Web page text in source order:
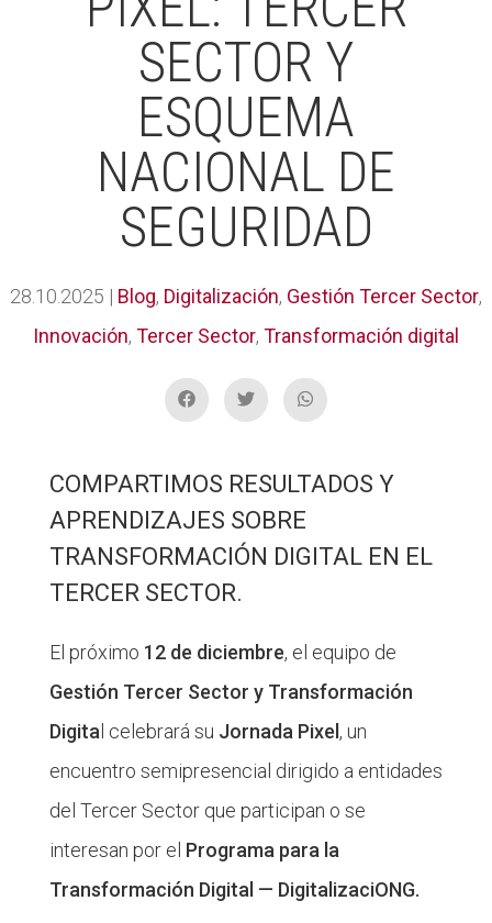
SECTOR Y
ESQUEMA
NACIONAL DE
SEGURIDAD
28.10.2025 | Blog, Digitalización, Gestión Tercer Sector,
Innovación, Tercer Sector, Transformación digital
COMPARTIMOS RESULTADOS Y
APRENDIZAJES SOBRE
TRANSFORMACIÓN DIGITAL EN EL
TERCER SECTOR.
El próximo 12 de diciembre, el equipo de
Gestión Tercer Sector y Transformación
Digita l celebrará su Jornada Pixel , un
encuentro semipresencial dirigido a entidades
del Tercer Sector que participan o se
interesan por el Programa para la
Transformación Digital — DigitalizaciONG.